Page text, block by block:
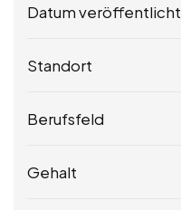
Datum veröffentlicht
Standort
Berufsfeld
Gehalt